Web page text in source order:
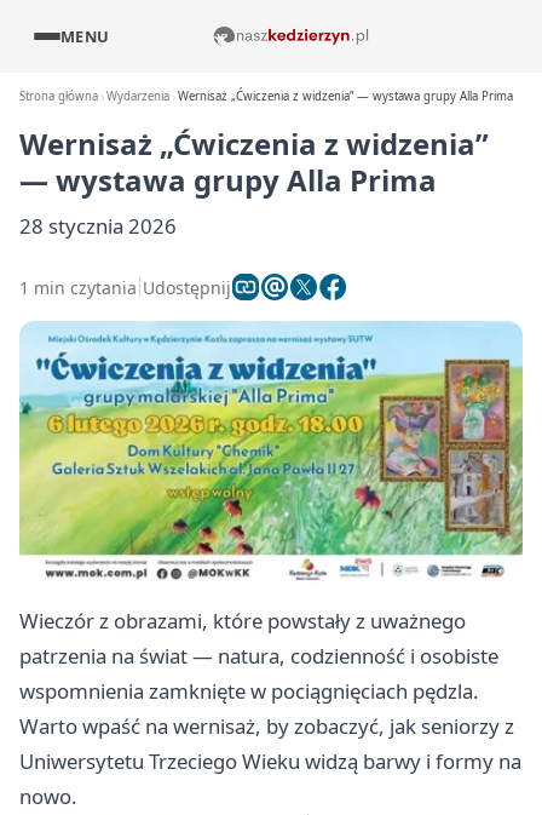
MENU
Strona główna Wydarzenia Wernisaż „Ćwiczenia z widzenia” — wystawa grupy Alla Prima
Wernisaż „Ćwiczenia z widzenia”
— wystawa grupy Alla Prima
28 stycznia 2026
1 min czytania Udostępnij
Wieczór z obrazami, które powstały z uważnego
patrzenia na świat — natura, codzienność i osobiste
wspomnienia zamknięte w pociągnięciach pędzla.
Warto wpaść na wernisaż, by zobaczyć, jak seniorzy z
Uniwersytetu Trzeciego Wieku widzą barwy i formy na
nowo.